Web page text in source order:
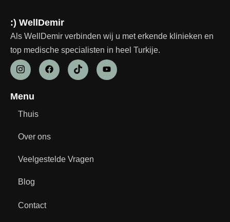
:) WellDemir
Als WellDemir verbinden wij u met erkende klinieken en
top medische specialisten in heel Turkije.
Menu
Thuis
Over ons
Veelgestelde Vragen
Blog
Contact